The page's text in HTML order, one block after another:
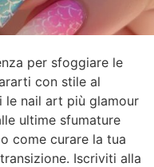
per sfoggiare le
con stile al
le nail art più glamour
ultime sfumature
come curare la tua
Iscriviti alla